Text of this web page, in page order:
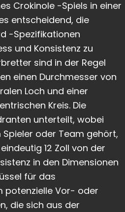
Crokinole -Spiels in einer
entscheidend, die
-Spezifikationen
und Konsistenz zu
sind in der Regel
einen Durchmesser von
Loch und einer
Kreis. Die
unterteilt, wobei
oder Team gehört,
12 Zoll von der
in den Dimensionen
für das
potenzielle Vor- oder
die sich aus der